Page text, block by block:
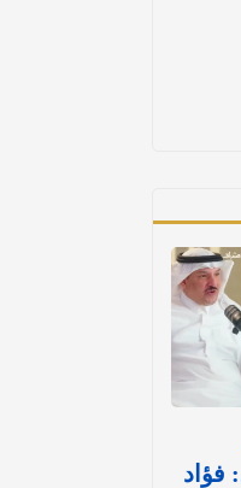
فؤاد